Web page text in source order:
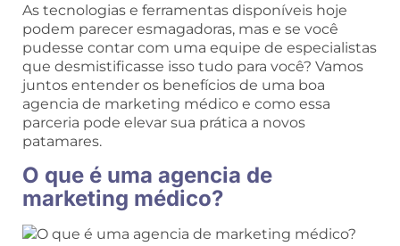
As tecnologias e ferramentas disponíveis hoje
podem parecer esmagadoras, mas e se você
pudesse contar com uma equipe de especialistas
que desmistificasse isso tudo para você? Vamos
juntos entender os benefícios de uma boa
agencia de marketing médico e como essa
parceria pode elevar sua prática a novos
patamares.
O que é uma agencia de
marketing médico?